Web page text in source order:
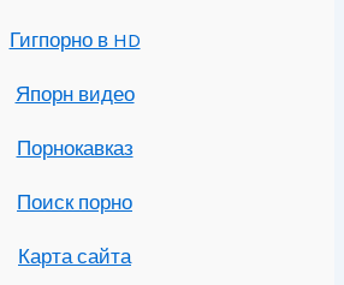
Гигпорно в HD
Япорн видео
Порнокавказ
Поиск порно
Карта сайта